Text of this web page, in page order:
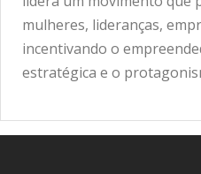
mulheres, lideranças,
incentivando o
estratégica e o